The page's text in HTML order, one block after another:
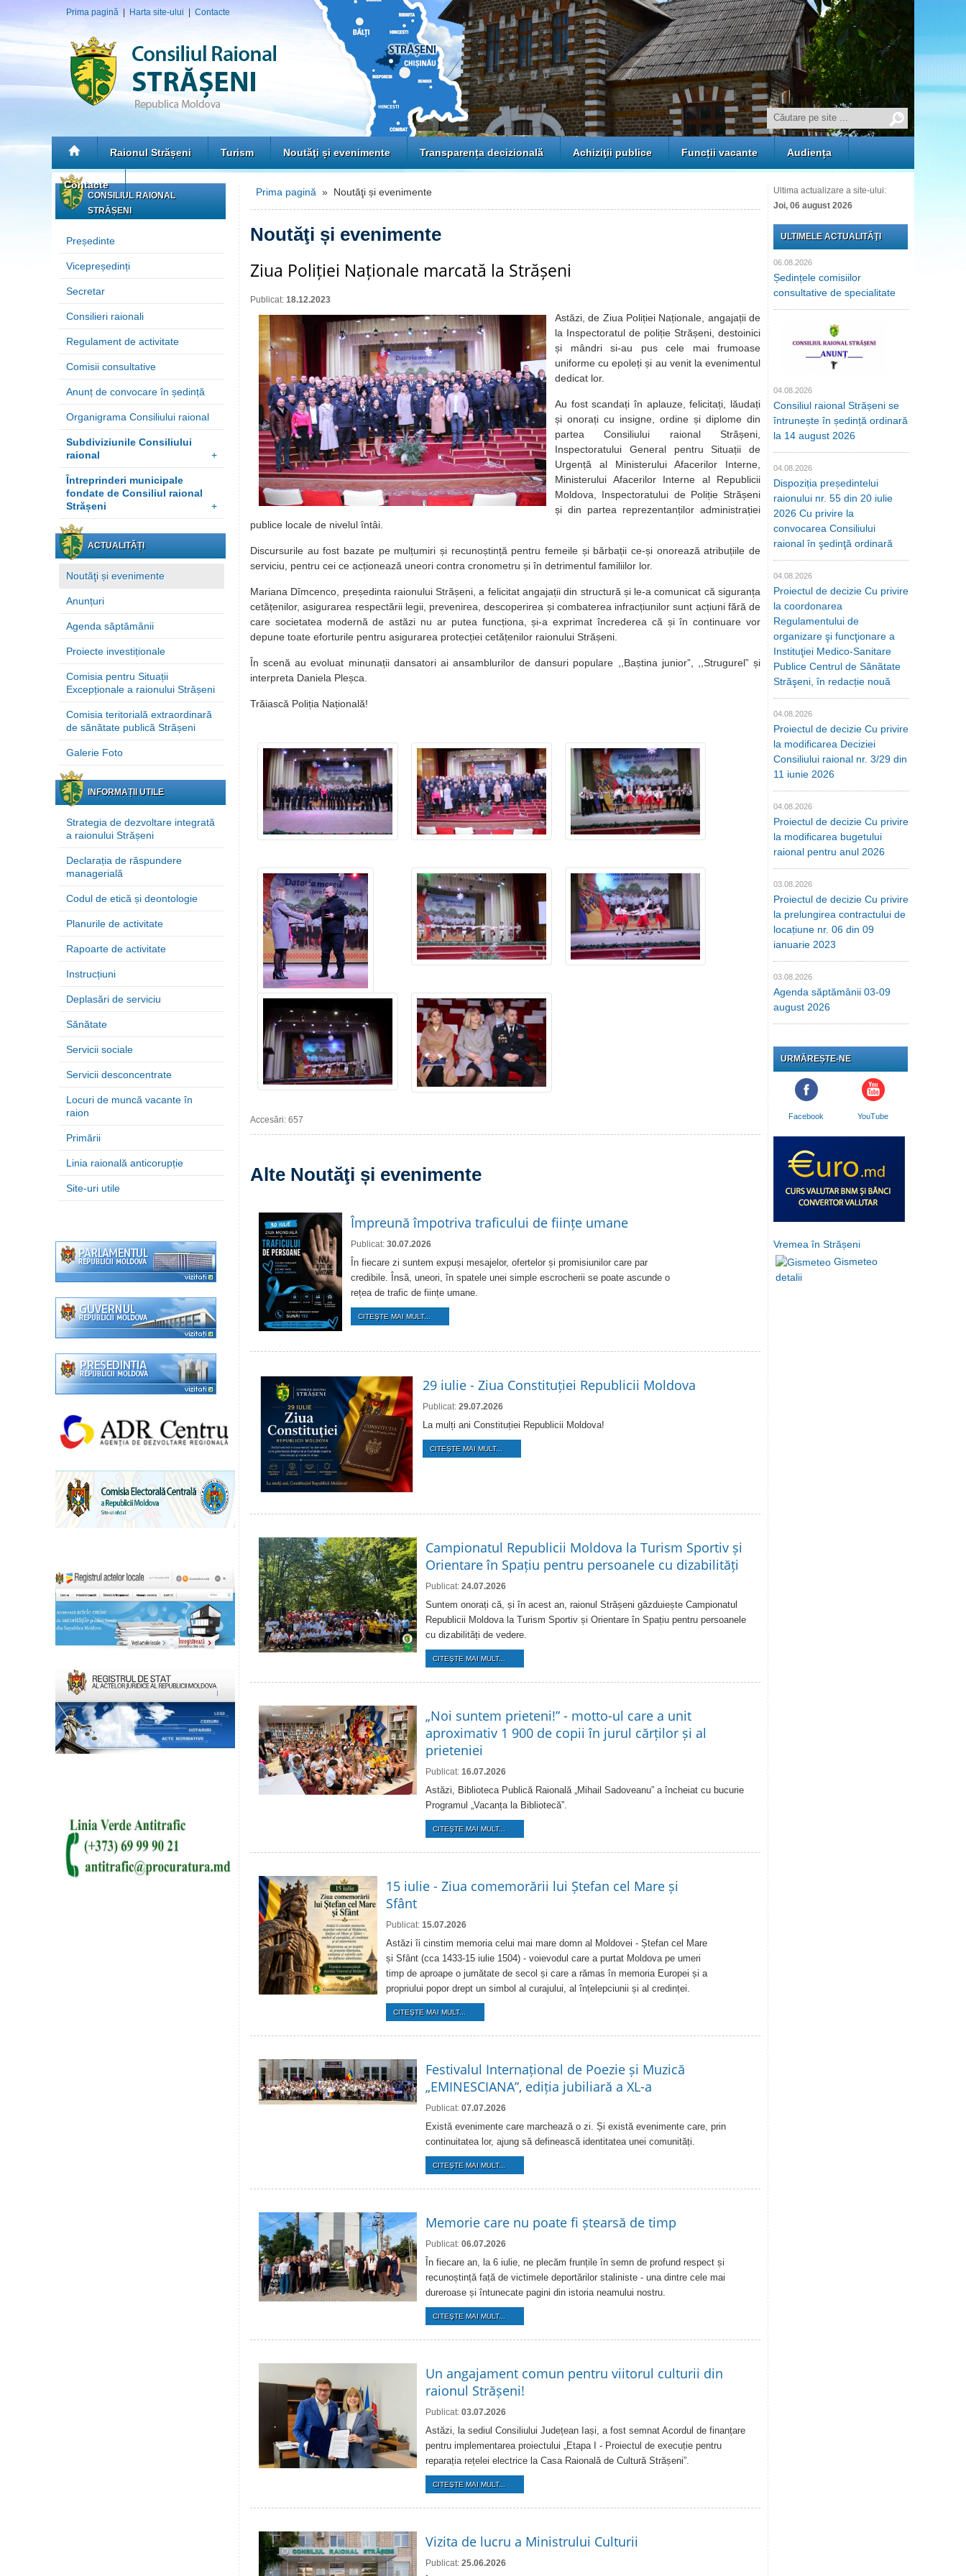
Prima pagină Harta site-ului Contacte
Raionul Strășeni Turism Noutăţi și evenimente Transparența decizională Achiziţii publice Funcții vacante Audiența
Contacte
CONSILIUL RAIONAL
STRĂȘENI
Președinte
Vicepreședinți
Secretar
Consilieri raionali
Regulament de activitate
Comisii consultative
Anunț de convocare în ședință
Organigrama Consiliului raional
Subdiviziunile Consiliului
raional
+
Întreprinderi municipale
fondate de Consiliul raional
Strășeni
+
ACTUALITĂȚI
Noutăţi și evenimente
Anunțuri
Agenda săptămânii
Proiecte investiționale
Comisia pentru Situații
Excepționale a raionului Strășeni
Comisia teritorială extraordinară
de sănătate publică Strășeni
Galerie Foto
INFORMAȚII UTILE
Strategia de dezvoltare integrată
a raionului Strășeni
Declarația de răspundere
managerială
Codul de etică și deontologie
Planurile de activitate
Rapoarte de activitate
Instrucțiuni
Deplasări de serviciu
Sănătate
Servicii sociale
Servicii desconcentrate
Locuri de muncă vacante în
raion
Primării
Linia raională anticorupție
Site-uri utile
Prima pagină » Noutăţi și evenimente
Noutăţi și evenimente
Ziua Poliției Naționale marcată la Strășeni
Publicat: 18.12.2023
Astăzi, de Ziua Poliției Naționale, angajații de
la Inspectoratul de poliție Strășeni, destoinici
și mândri si-au pus cele mai frumoase
uniforme cu epoleți și au venit la evenimentul
dedicat lor.
Au fost scandați în aplauze, felicitați, lăudați
și onorați cu insigne, ordine și diplome din
partea Consiliului raional Strășeni,
Inspectoratului General pentru Situații de
Urgență al Ministerului Afacerilor Interne,
Ministerului Afacerilor Interne al Republicii
Moldova, Inspectoratului de Poliție Strășeni
și din partea reprezentanților administrației
publice locale de nivelul întâi.
Discursurile au fost bazate pe mulțumiri și recunoștință pentru femeile și bărbații ce-și onorează atribuțiile de
serviciu, pentru cei ce acționează uneori contra cronometru și în detrimentul familiilor lor.
Mariana Dîmcenco, președinta raionului Strășeni, a felicitat angajații din structură și le-a comunicat că siguranța
cetățenilor, asigurarea respectării legii, prevenirea, descoperirea și combaterea infracțiunilor sunt acțiuni fără de
care societatea modernă de astăzi nu ar putea funcționa, și-a exprimat încrederea că și în continuare vor
depune toate eforturile pentru asigurarea protecției cetățenilor raionului Strășeni.
În scenă au evoluat minunații dansatori ai ansamblurilor de dansuri populare ,,Baștina junior”, ,,Strugurel” și
interpreta Daniela Pleșca.
Trăiască Poliția Națională!
Accesări: 657
Alte Noutăţi și evenimente
Împreună împotriva traficului de ființe umane
Publicat:30.07.2026
În fiecare zi suntem expuși mesajelor, ofertelor și promisiunilor care par
credibile. Însă, uneori, în spatele unei simple escrocherii se poate ascunde o
rețea de trafic de ființe umane.
CITEŞTE MAI MULT...
29 iulie - Ziua Constituției Republicii Moldova
Publicat: 29.07.2026
La mulți ani Constituției Republicii Moldova!
CITEŞTE MAI MULT...
Campionatul Republicii Moldova la Turism Sportiv și
Orientare în Spațiu pentru persoanele cu dizabilități
Publicat: 24.07.2026
Suntem onorați că, și în acest an, raionul Strășeni găzduiește Campionatul
Republicii Moldova la Turism Sportiv și Orientare în Spațiu pentru persoanele
cu dizabilități de vedere.
CITEŞTE MAI MULT...
„Noi suntem prieteni!” - motto-ul care a unit
aproximativ 1 900 de copii în jurul cărților și al
prieteniei
Publicat: 16.07.2026
Astăzi, Biblioteca Publică Raională „Mihail Sadoveanu” a încheiat cu bucurie
Programul „Vacanța la Bibliotecă”.
CITEŞTE MAI MULT...
15 iulie - Ziua comemorării lui Ștefan cel Mare și
Sfânt
Publicat: 15.07.2026
Astăzi îi cinstim memoria celui mai mare domn al Moldovei - Ștefan cel Mare
și Sfânt (cca 1433-15 iulie 1504) - voievodul care a purtat Moldova pe umeri
timp de aproape o jumătate de secol și care a rămas în memoria Europei și a
propriului popor drept un simbol al curajului, al înțelepciunii și al credinței.
CITEŞTE MAI MULT...
Festivalul Internațional de Poezie și Muzică
„EMINESCIANA”, ediția jubiliară a XL-a
Publicat: 07.07.2026
Există evenimente care marchează o zi. Și există evenimente care, prin
continuitatea lor, ajung să definească identitatea unei comunități.
CITEŞTE MAI MULT...
Memorie care nu poate fi ștearsă de timp
Publicat: 06.07.2026
În fiecare an, la 6 iulie, ne plecăm frunțile în semn de profund respect și
recunoștință față de victimele deportărilor staliniste - una dintre cele mai
dureroase și întunecate pagini din istoria neamului nostru.
CITEŞTE MAI MULT...
Un angajament comun pentru viitorul culturii din
raionul Strășeni!
Publicat: 03.07.2026
Astăzi, la sediul Consiliului Județean Iași, a fost semnat Acordul de finanțare
pentru implementarea proiectului „Etapa I - Proiectul de execuție pentru
reparația rețelei electrice la Casa Raională de Cultură Strășeni”.
CITEŞTE MAI MULT...
Vizita de lucru a Ministrului Culturii
Publicat: 25.06.2026
Ultima actualizare a site-ului:
Joi, 06 august 2026
ULTIMELE ACTUALITĂŢI
06.08.2026
Ședințele comisiilor
consultative de specialitate
04.08.2026
Consiliul raional Strășeni se
întrunește în ședință ordinară
la 14 august 2026
04.08.2026
Dispoziția președintelui
raionului nr. 55 din 20 iulie
2026 Cu privire la
convocarea Consiliului
raional în şedinţă ordinară
04.08.2026
Proiectul de decizie Cu privire
la coordonarea
Regulamentului de
organizare şi funcţionare a
Instituţiei Medico-Sanitare
Publice Centrul de Sănătate
Străşeni, în redacție nouă
04.08.2026
Proiectul de decizie Cu privire
la modificarea Deciziei
Consiliului raional nr. 3/29 din
11 iunie 2026
04.08.2026
Proiectul de decizie Cu privire
la modificarea bugetului
raional pentru anul 2026
03.08.2026
Proiectul de decizie Cu privire
la prelungirea contractului de
locațiune nr. 06 din 09
ianuarie 2023
03.08.2026
Agenda săptămânii 03-09
august 2026
URMĂREȘTE-NE
Facebook YouTube
Vremea în Strășeni
Gismeteo
detalii